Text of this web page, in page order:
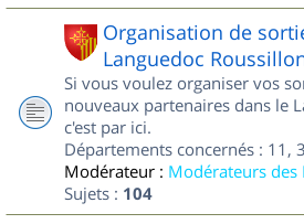
Organisation de
Languedoc
Si vous voulez organiser vos
nouveaux partenaires dans le
c'est par ici.
Départements concernés : 11,
Modérateur : Modérateurs des
Sujets : 104